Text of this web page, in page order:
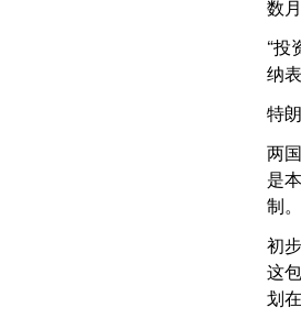
数
“投
纳
特
两
是
制。
初
这
划